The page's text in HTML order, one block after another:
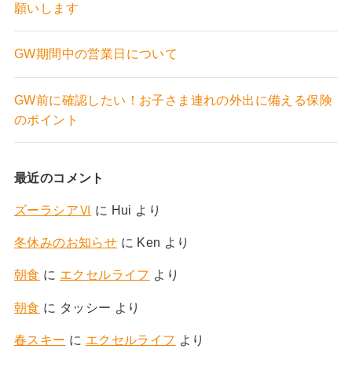
願いします
GW期間中の営業日について
GW前に確認したい！お子さま連れの外出に備える保険
のポイント
最近のコメント
ズーラシアⅥ に Hui より
冬休みのお知らせ に Ken より
朝食 に エクセルライフ より
朝食 に タッシー より
春スキー に エクセルライフ より